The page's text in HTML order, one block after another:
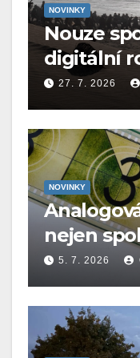
NOVINKY
Nouze
digitální
27. 7. 2026
NOVINKY
nejen
5. 7. 2026